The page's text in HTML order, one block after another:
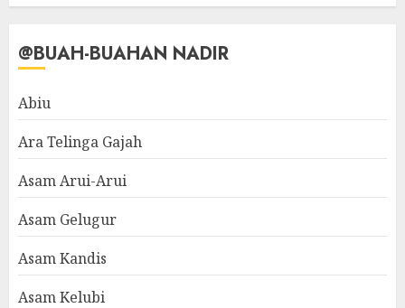
@BUAH-BUAHAN NADIR
Abiu
Ara Telinga Gajah
Asam Arui-Arui
Asam Gelugur
Asam Kandis
Asam Kelubi